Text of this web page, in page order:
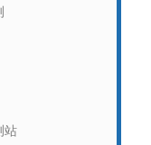
站